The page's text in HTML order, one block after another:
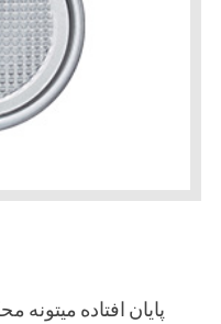
پایان افتاده